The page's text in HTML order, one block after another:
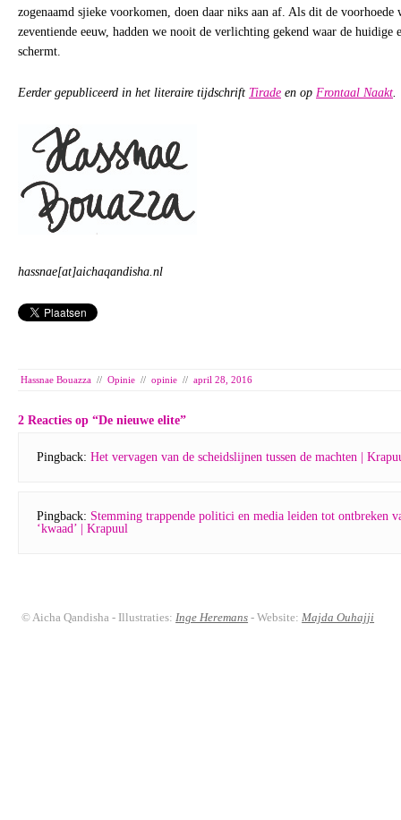
zogenaamd sjieke voorkomen, doen daar niks aan af. Als dit de voorhoede
zeventiende eeuw, hadden we nooit de verlichting gekend waar de
schermt.
Eerder gepubliceerd in het literaire tijdschrift Tirade en op Frontaal Naakt
hassnae[at]aichaqandisha.nl
Hassnae Bouazza // Opinie // opinie // april 28, 2016
2 Reacties op “De nieuwe elite”
Pingback: Het vervagen van de scheidslijnen tussen de machten |
Pingback: Stemming trappende politici en media leiden tot ontbreken
‘kwaad’ | Krapuul
© Aicha Qandisha - Illustraties: Inge Heremans - Website: Majda Ouhajji